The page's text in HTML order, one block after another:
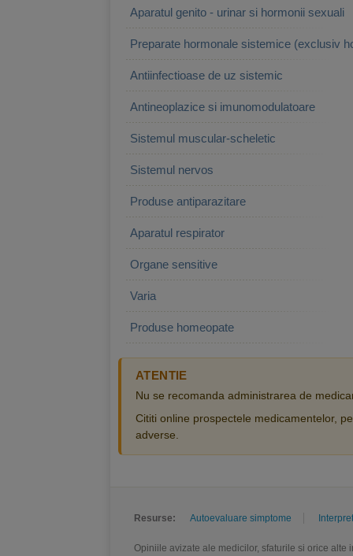
Aparatul genito - urinar si hormonii sexuali
Preparate hormonale sistemice (exclusiv
Antiinfectioase de uz sistemic
Antineoplazice si imunomodulatoare
Sistemul muscular-scheletic
Sistemul nervos
Produse antiparazitare
Aparatul respirator
Organe sensitive
Varia
Produse homeopate
ATENTIE
Nu se recomanda administrarea de
Cititi online prospectele medicamentelor,
adverse.
Resurse: Autoevaluare simptome
Opiniile avizate ale medicilor, sfaturile si orice